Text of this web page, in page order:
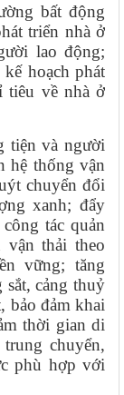
bất động
triển nhà ở
lao động;
hoạch phát
tiêu về nhà ở
tiện và người
hệ thống vận
chuyển đổi
xanh; đẩy
tác quản
thải theo
vững; tăng
sắt, cảng thuỷ
bảo đảm khai
thời gian di
chuyển,
phù hợp với